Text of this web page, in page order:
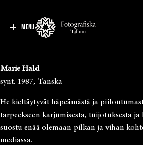
MENU
Marie Hald
synt. 1987, Tanska
He kieltäytyvät häpeämästä ja
tarpeekseen karjumisesta, tuijotuksesta ja
suostu enää olemaan pilkan ja vihan
mediassa.